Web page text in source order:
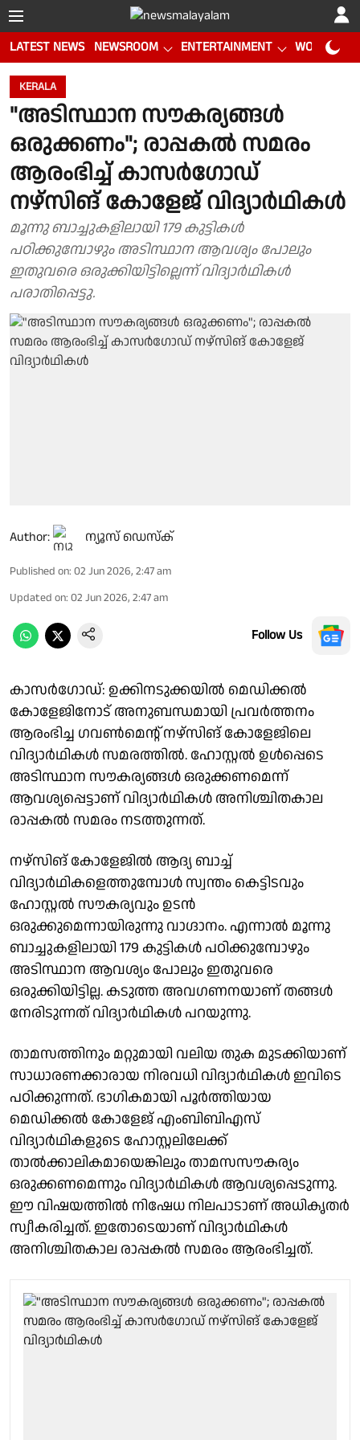
LATEST NEWS NEWSROOM ENTERTAINMENT WORLD CUP
KERALA
"അടിസ്ഥാന സൗകര്യങ്ങൾ
ഒരുക്കണം"; രാപ്പകൽ സമരം
ആരംഭിച്ച് കാസർഗോഡ്
നഴ്‌സിങ് കോളേജ് വിദ്യാർഥികൾ
മൂന്നു ബാച്ചുകളിലായി 179 കുട്ടികൾ
പഠിക്കുമ്പോഴും അടിസ്ഥാന ആവശ്യം പോലും
ഇതുവരെ ഒരുക്കിയിട്ടില്ലെന്ന് വിദ്യാർഥികൾ
പരാതിപ്പെട്ടു.
Author: ന്യൂസ് ഡെസ്ക്
Published on: 02 Jun 2026, 2:47 am
Updated on: 02 Jun 2026, 2:47 am
Follow Us
കാസർഗോഡ്: ഉക്കിനടുക്കയിൽ മെഡിക്കൽ
കോളേജിനോട് അനുബന്ധമായി പ്രവർത്തനം
ആരംഭിച്ച ഗവൺമെൻ്റ് നഴ്‌സിങ് കോളേജിലെ
വിദ്യാർഥികൾ സമരത്തിൽ. ഹോസ്റ്റൽ ഉൾപ്പെടെ
അടിസ്ഥാന സൗകര്യങ്ങൾ ഒരുക്കണമെന്ന്
ആവശ്യപ്പെട്ടാണ് വിദ്യാർഥികൾ അനിശ്ചിതകാല
രാപ്പകൽ സമരം നടത്തുന്നത്.
നഴ്‌സിങ് കോളേജിൽ ആദ്യ ബാച്ച്
വിദ്യാർഥികളെത്തുമ്പോൾ സ്വന്തം കെട്ടിടവും
ഹോസ്റ്റൽ സൗകര്യവും ഉടൻ
ഒരുക്കുമെന്നായിരുന്നു വാഗ്ദാനം. എന്നാൽ മൂന്നു
ബാച്ചുകളിലായി 179 കുട്ടികൾ പഠിക്കുമ്പോഴും
അടിസ്ഥാന ആവശ്യം പോലും ഇതുവരെ
ഒരുക്കിയിട്ടില്ല. കടുത്ത അവഗണനയാണ് തങ്ങൾ
നേരിടുന്നത് വിദ്യാർഥികൾ പറയുന്നു.
താമസത്തിനും മറ്റുമായി വലിയ തുക മുടക്കിയാണ്
സാധാരണക്കാരായ നിരവധി വിദ്യാർഥികൾ ഇവിടെ
പഠിക്കുന്നത്. ഭാഗികമായി പൂർത്തിയായ
മെഡിക്കൽ കോളേജ് എംബിബിഎസ്
വിദ്യാർഥികളുടെ ഹോസ്റ്റലിലേക്ക്
താൽക്കാലികമായെങ്കിലും താമസസൗകര്യം
ഒരുക്കണമെന്നും വിദ്യാർഥികൾ ആവശ്യപ്പെടുന്നു.
ഈ വിഷയത്തിൽ നിഷേധ നിലപാടാണ് അധികൃതർ
സ്വീകരിച്ചത്. ഇതോടെയാണ് വിദ്യാർഥികൾ
അനിശ്ചിതകാല രാപ്പകൽ സമരം ആരംഭിച്ചത്.